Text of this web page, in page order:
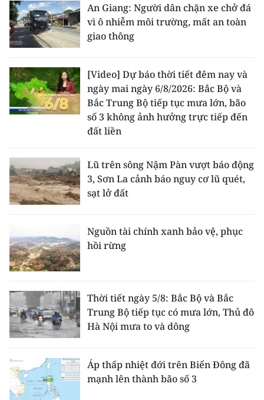
An Giang: Người dân chặn xe chở đá
vì ô nhiễm môi trường, mất an toàn
giao thông
[Video] Dự báo thời tiết đêm nay và
ngày mai ngày 6/8/2026: Bắc Bộ và
Bắc Trung Bộ tiếp tục mưa lớn, bão
số 3 không ảnh hưởng trực tiếp đến
đất liền
Lũ trên sông Nậm Pàn vượt báo động
3, Sơn La cảnh báo nguy cơ lũ quét,
sạt lở đất
Nguồn tài chính xanh bảo vệ, phục
hồi rừng
Thời tiết ngày 5/8: Bắc Bộ và Bắc
Trung Bộ tiếp tục có mưa lớn, Thủ đô
Hà Nội mưa to và dông
Áp thấp nhiệt đới trên Biển Đông đã
mạnh lên thành bão số 3